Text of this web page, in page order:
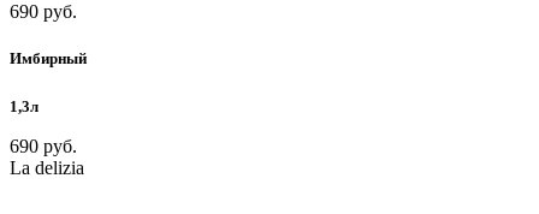
690 руб.
Имбирный
1,3л
690 руб.
La delizia